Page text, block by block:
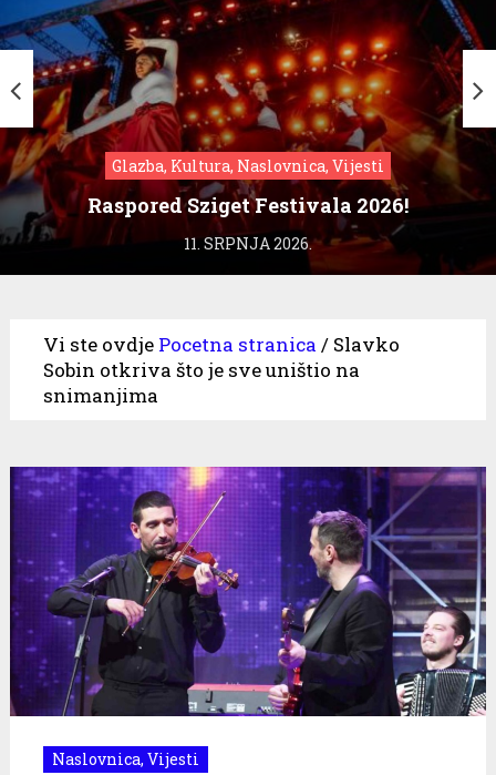
Glazba, Kultura, Naslovnica, Vijesti
Raspored Sziget Festivala 2026!
11. SRPNJA 2026.
Vi ste ovdje Pocetna stranica / Slavko
Sobin otkriva što je sve uništio na
snimanjima
Naslovnica, Vijesti